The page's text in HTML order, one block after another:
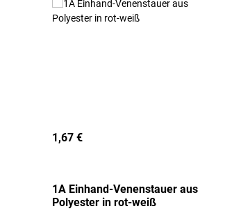
1,67 €
1A Einhand-Venenstauer aus
Polyester in rot-weiß